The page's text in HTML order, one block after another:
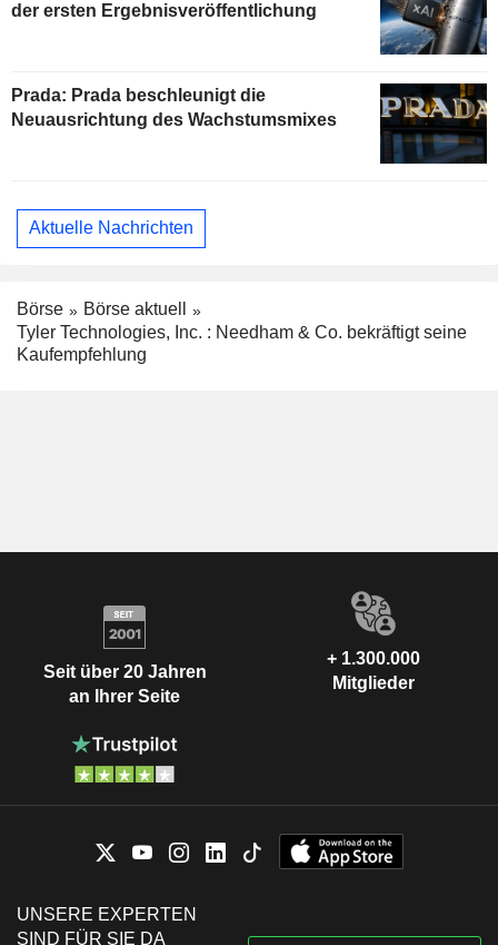
der ersten Ergebnisveröffentlichung
Prada: Prada beschleunigt die
Neuausrichtung des Wachstumsmixes
Aktuelle Nachrichten
Börse
Börse aktuell
Tyler Technologies, Inc. : Needham & Co. bekräftigt seine
Kaufempfehlung
Seit über 20 Jahren
an Ihrer Seite
+ 1.300.000
Mitglieder
UNSERE EXPERTEN
SIND FÜR SIE DA